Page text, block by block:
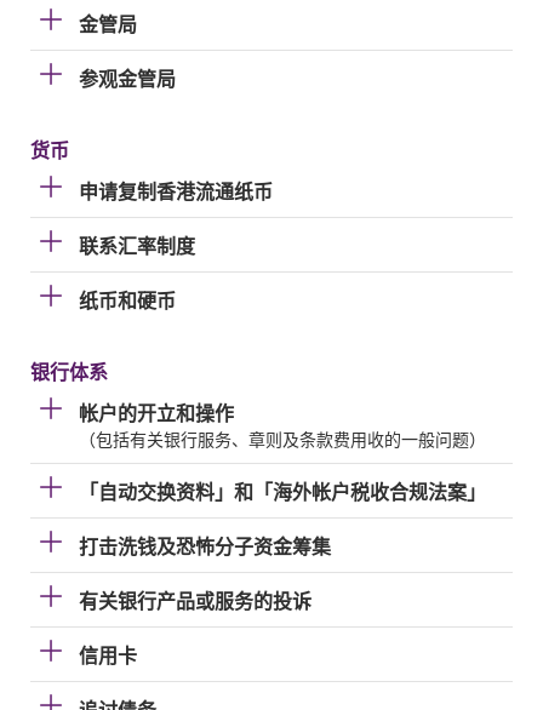
金管局
参观金管局
货币
申请复制香港流通纸币
联系汇率制度
纸币和硬币
银行体系
帐户的开立和操作
（包括有关银行服务、章则及条款费用收的一般问题）
「自动交换资料」和「海外帐户税收合规法案」
打击洗钱及恐怖分子资金筹集
有关银行产品或服务的投诉
信用卡